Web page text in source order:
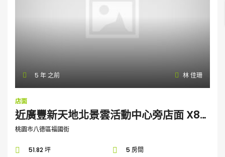
5 年 之前 林 佳珊
店面
近廣豐新天地北景雲活動中心旁店面 X8100510
桃園市八德區福國街
51.82 坪
5 房間